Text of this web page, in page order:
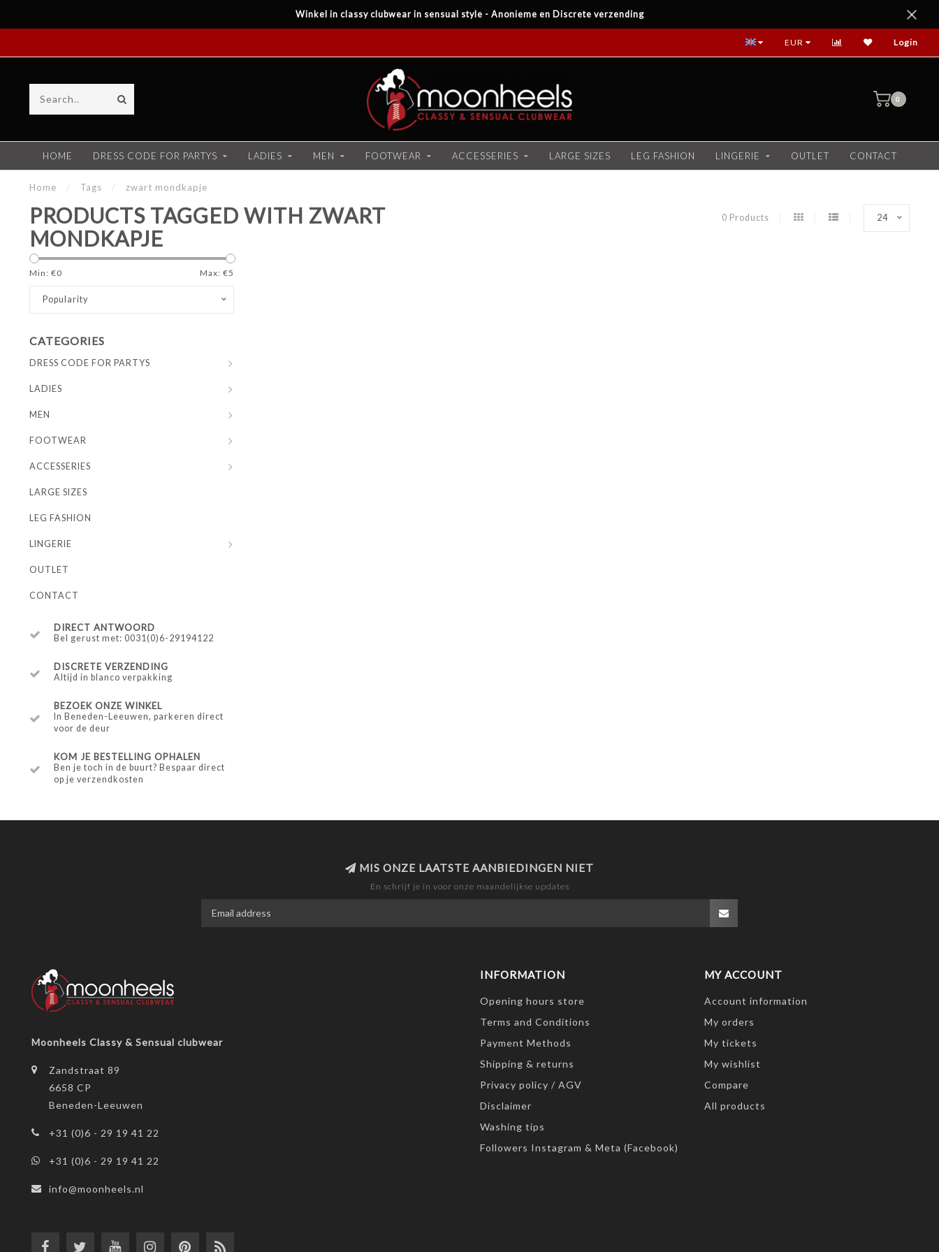
Winkel in classy clubwear in sensual style - Anonieme en Discrete verzending
EUR Login
0
HOME DRESS CODE FOR PARTYS LADIES MEN FOOTWEAR ACCESSERIES LARGE SIZES LEG FASHION LINGERIE OUTLET CONTACT
Home / Tags / zwart mondkapje
PRODUCTS TAGGED WITH ZWART
MONDKAPJE
0 Products 24
Min: €0 Max: €5
Popularity
CATEGORIES
DRESS CODE FOR PARTYS
LADIES
MEN
FOOTWEAR
ACCESSERIES
LARGE SIZES
LEG FASHION
LINGERIE
OUTLET
CONTACT
DIRECT ANTWOORD
Bel gerust met: 0031(0)6-29194122
DISCRETE VERZENDING
Altijd in blanco verpakking
BEZOEK ONZE WINKEL
In Beneden-Leeuwen, parkeren direct
voor de deur
KOM JE BESTELLING OPHALEN
Ben je toch in de buurt? Bespaar direct
op je verzendkosten
MIS ONZE LAATSTE AANBIEDINGEN NIET
En schrijf je in voor onze maandelijkse updates
Moonheels Classy & Sensual clubwear
Zandstraat 89
6658 CP
Beneden-Leeuwen
+31 (0)6 - 29 19 41 22
+31 (0)6 - 29 19 41 22
info@moonheels.nl
INFORMATION
Opening hours store
Terms and Conditions
Payment Methods
Shipping & returns
Privacy policy / AGV
Disclaimer
Washing tips
Followers Instagram & Meta (Facebook)
MY ACCOUNT
Account information
My orders
My tickets
My wishlist
Compare
All products